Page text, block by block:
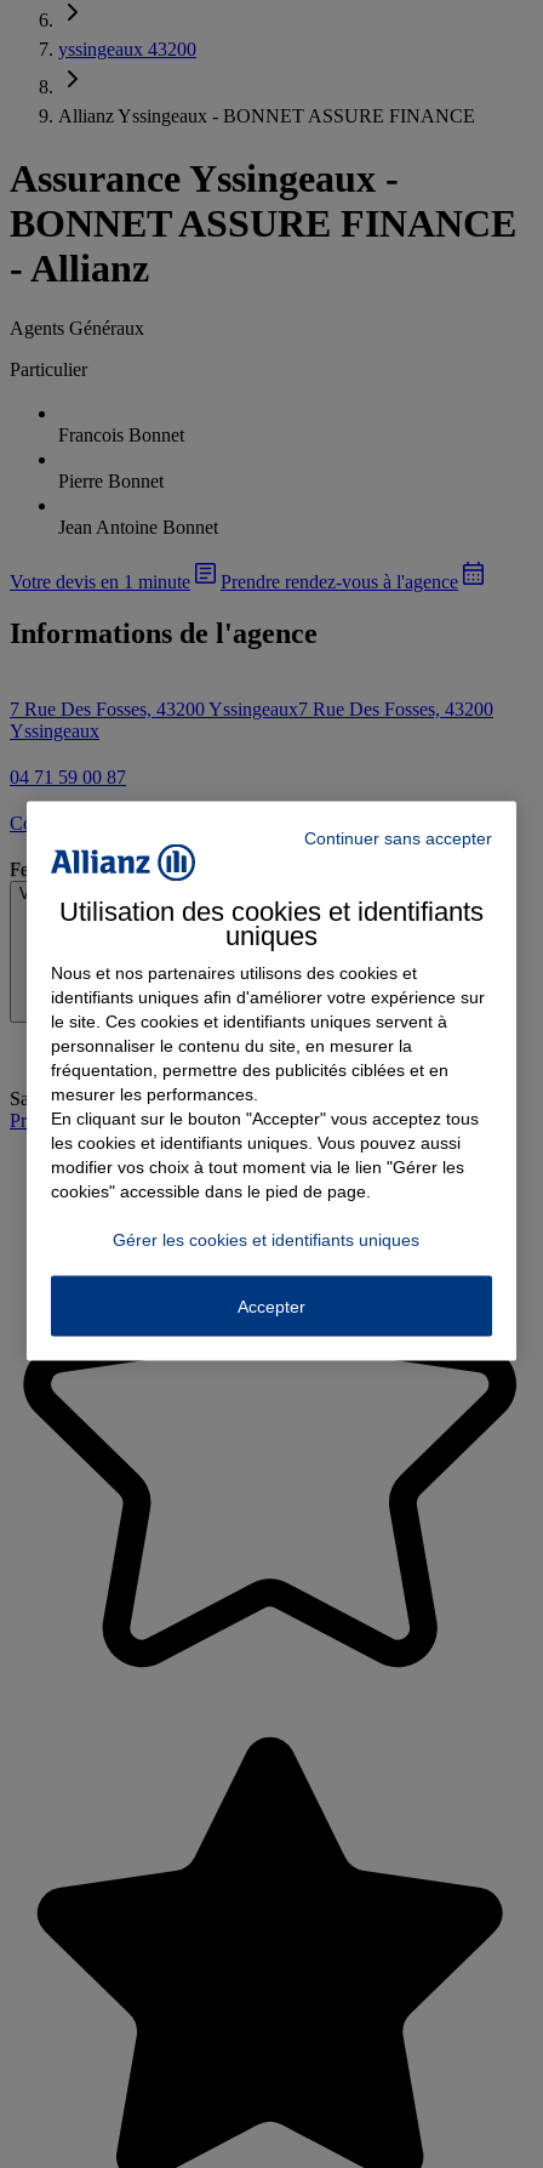
yssingeaux 43200
Allianz Yssingeaux - BONNET ASSURE FINANCE
Assurance Yssingeaux -
BONNET ASSURE FINANCE
- Allianz
Agents Généraux
Particulier
Francois Bonnet
Pierre Bonnet
Jean Antoine Bonnet
Votre devis en 1 minute Prendre rendez-vous à l'agence
Informations de l'agence
7 Rue Des Fosses, 43200 Yssingeaux7 Rue Des Fosses, 43200
Yssingeaux
04 71 59 00 87
Contacter l'agence par e-mail
Fermé
Voir les horaires
Samedi: Fermé
Prendre rendez-vous à l'agence
Continuer sans accepter
Utilisation des cookies et identifiants
uniques
Nous et nos partenaires utilisons des cookies et
identifiants uniques afin d'améliorer votre expérience sur
le site. Ces cookies et identifiants uniques servent à
personnaliser le contenu du site, en mesurer la
fréquentation, permettre des publicités ciblées et en
mesurer les performances.
En cliquant sur le bouton "Accepter" vous acceptez tous
les cookies et identifiants uniques. Vous pouvez aussi
modifier vos choix à tout moment via le lien "Gérer les
cookies" accessible dans le pied de page.
Gérer les cookies et identifiants uniques
Accepter